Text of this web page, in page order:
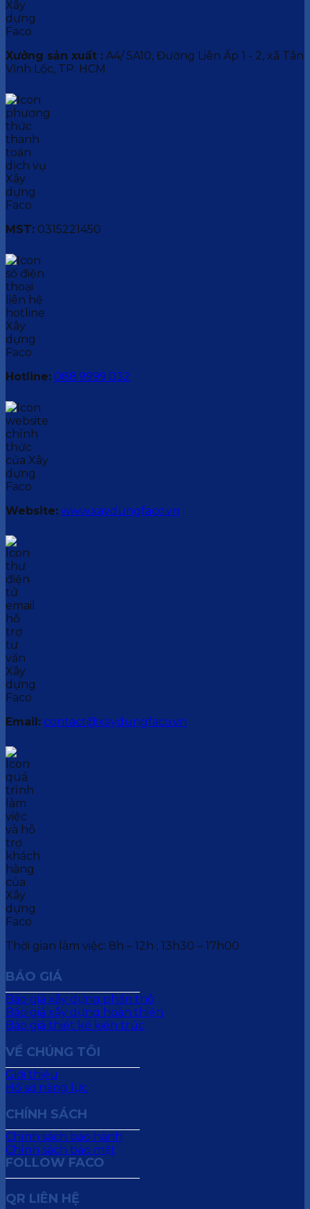
Xưởng sản xuất : A4/ 5A10, Đường Liên Ấp 1 - 2, xã Tân
Vĩnh Lộc, TP. HCM.
MST: 0315221450
Hotline: 088.9999.032
Website: www.xaydungfaco.vn
Email: contact@xaydungfaco.vn
Thời gian làm việc: 8h – 12h ; 13h30 – 17h00
BÁO GIÁ
Báo giá xây dựng phần thô
Báo giá xây dựng hoàn thiện
Báo giá thiết kế kiến trúc
VỀ CHÚNG TÔI
Giới thiệu
Hồ sơ năng lực
CHÍNH SÁCH
Chính sách bảo hành
Chính sách bảo mật
FOLLOW FACO
QR LIÊN HỆ